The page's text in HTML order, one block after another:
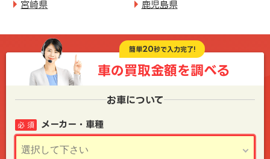
宮崎県
鹿児島県
簡単20秒で入力完了!
車の買取金額を調べる
お車について
メーカー・車種
必 須